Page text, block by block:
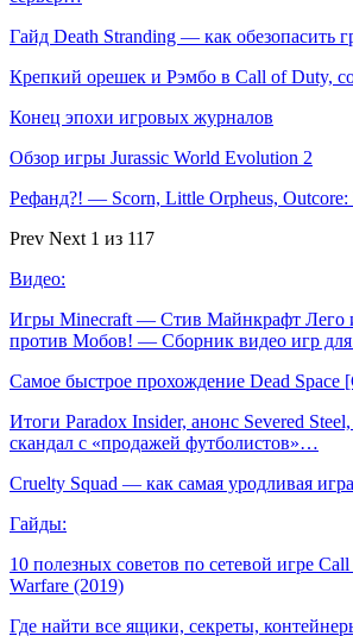
Гайд Death Stranding — как обезопасить
Крепкий орешек и Рэмбо в Call of Duty,
Конец эпохи игровых журналов
Обзор игры Jurassic World Evolution 2
Рефанд?! — Scorn, Little Orpheus,
Prev Next 1 из 117
Видео:
Игры Minecraft — Стив Майнкрафт Лего
против Мобов! — Сборник видео игр для
Самое быстрое прохождение Dead Space
Итоги Paradox Insider, анонс Severed
скандал с «продажей футболистов»…
Cruelty Squad — как самая уродливая
Гайды:
10 полезных советов по сетевой игре
Warfare (2019)
Где найти все ящики, секреты,